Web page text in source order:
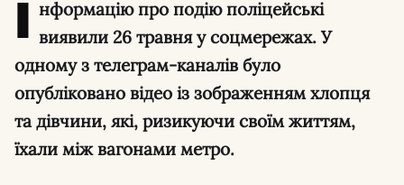
І нформацію про подію поліцейські
виявили 26 травня у соцмережах. У
одному з телеграм-каналів було
опубліковано відео із зображенням хлопця
та дівчини, які, ризикуючи своїм життям,
їхали між вагонами метро.